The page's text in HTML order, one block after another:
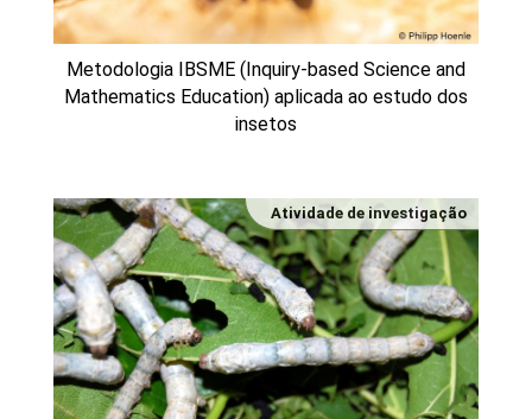
Metodologia IBSME (Inquiry-based Science and
Mathematics Education) aplicada ao estudo dos
insetos
Atividade de investigação